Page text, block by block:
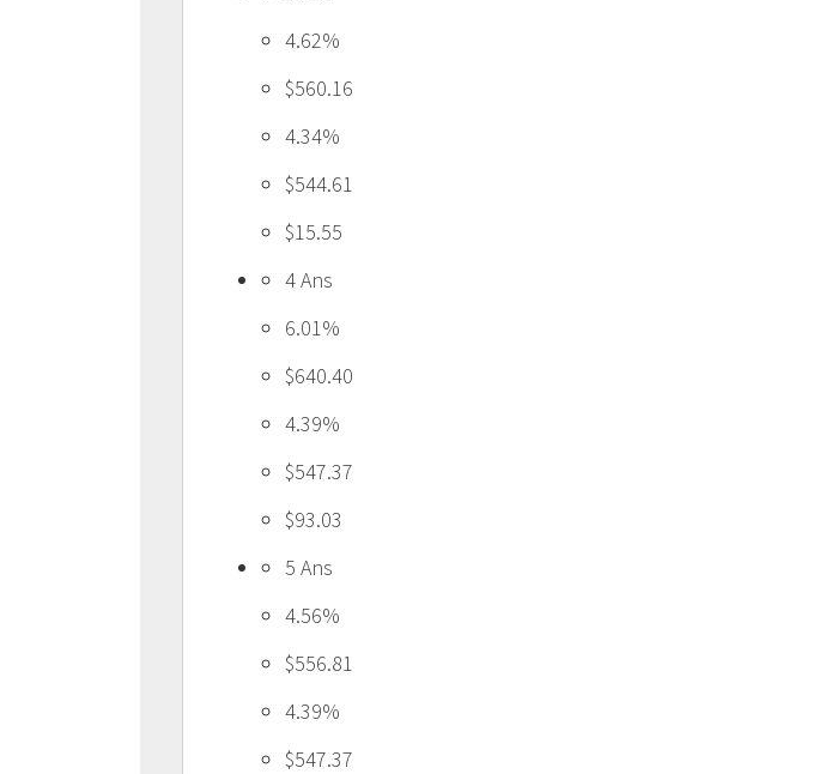
4.62%
$560.16
4.34%
$544.61
$15.55
4 Ans
6.01%
$640.40
4.39%
$547.37
$93.03
5 Ans
4.56%
$556.81
4.39%
$547.37